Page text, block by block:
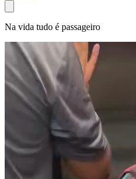
Na vida tudo é passageiro